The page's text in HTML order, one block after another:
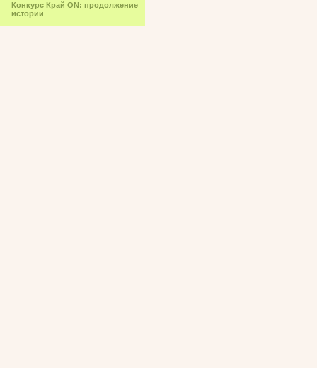
Конкурс Край ON: продолжение
истории